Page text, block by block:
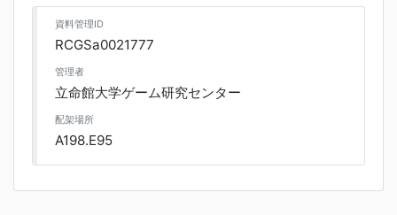
資料管理ID
RCGSa0021777
管理者
立命館大学ゲーム研究センター
配架場所
A198.E95